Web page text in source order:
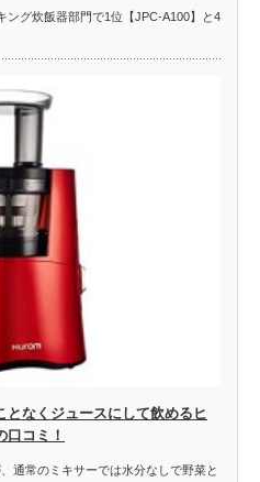
ング炊飯器部門で1位【JPC-A100】と4
なくジュースにして飲めるヒ
口コミ！
通常のミキサーでは水分なしで野菜と